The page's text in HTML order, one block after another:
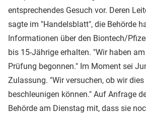
entsprechendes Gesuch vor. Deren
sagte im "Handelsblatt", die Behörde
Informationen über den Biontech/
bis 15-Jährige erhalten. "Wir haben
Prüfung begonnen." Im Moment sei
Zulassung. "Wir versuchen, ob wir
beschleunigen können." Auf Anfrage
Behörde am Dienstag mit, dass sie